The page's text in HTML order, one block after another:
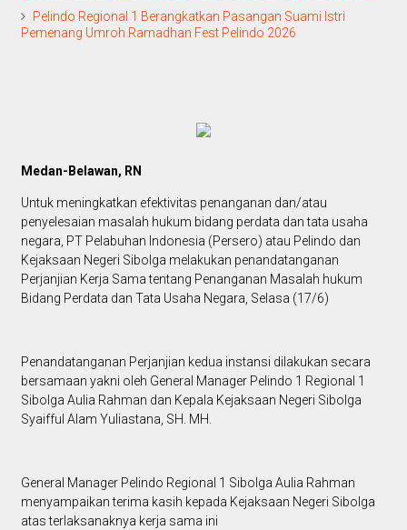
Pelindo Regional 1 Berangkatkan Pasangan Suami Istri
Pemenang Umroh Ramadhan Fest Pelindo 2026
Medan-Belawan, RN
Untuk meningkatkan efektivitas penanganan dan/atau
penyelesaian masalah hukum bidang perdata dan tata usaha
negara, PT Pelabuhan Indonesia (Persero) atau Pelindo dan
Kejaksaan Negeri Sibolga melakukan penandatanganan
Perjanjian Kerja Sama tentang Penanganan Masalah hukum
Bidang Perdata dan Tata Usaha Negara, Selasa (17/6)
Penandatanganan Perjanjian kedua instansi dilakukan secara
bersamaan yakni oleh General Manager Pelindo 1 Regional 1
Sibolga Aulia Rahman dan Kepala Kejaksaan Negeri Sibolga
Syaifful Alam Yuliastana, SH. MH.
General Manager Pelindo Regional 1 Sibolga Aulia Rahman
menyampaikan terima kasih kepada Kejaksaan Negeri Sibolga
atas terlaksanaknya kerja sama ini